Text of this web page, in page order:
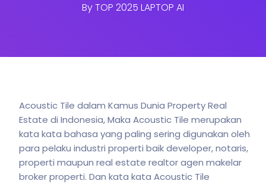
ByTOP 2025 LAPTOP AI
Acoustic Tile dalam Kamus Dunia Property Real
Estate di Indonesia, Maka Acoustic Tile merupakan
kata kata bahasa yang paling sering digunakan oleh
para pelaku industri properti baik developer, notaris,
properti maupun real estate realtor agen makelar
broker properti. Dan kata kata Acoustic Tile